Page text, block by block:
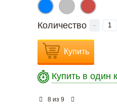
Количество -
Купить
Купить в один
8из 9